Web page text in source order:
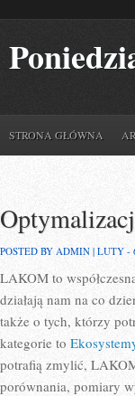
STRONA GŁÓWNA
POSTED BY ADMIN | LUTY -
LAKOM to
działają nam na co
także o tych, którzy
kategorie to
potrafią zmylić,
porównania, pomiary